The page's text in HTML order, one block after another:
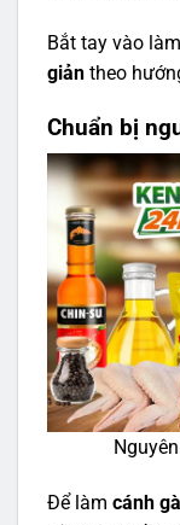
Bắt tay vào
giản theo
Chuẩn bị
Để làm cánh